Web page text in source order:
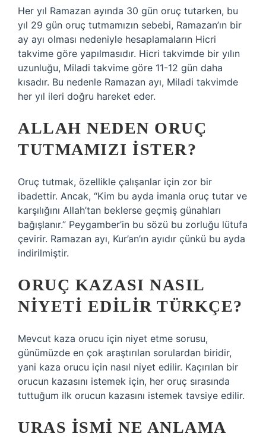
Her yıl Ramazan ayında 30 gün oruç tutarken, bu
yıl 29 gün oruç tutmamızın sebebi, Ramazan’ın bir
ay ayı olması nedeniyle hesaplamaların Hicri
takvime göre yapılmasıdır. Hicri takvimde bir yılın
uzunluğu, Miladi takvime göre 11-12 gün daha
kısadır. Bu nedenle Ramazan ayı, Miladi takvimde
her yıl ileri doğru hareket eder.
ALLAH NEDEN ORUÇ
TUTMAMIZI ISTER?
Oruç tutmak, özellikle çalışanlar için zor bir
ibadettir. Ancak, “Kim bu ayda imanla oruç tutar ve
karşılığını Allah’tan beklerse geçmiş günahları
bağışlanır.” Peygamber’in bu sözü bu zorluğu lütufa
çevirir. Ramazan ayı, Kur’an’ın ayıdır çünkü bu ayda
indirilmiştir.
ORUÇ KAZASI NASIL
NIYETI EDILIR TÜRKÇE?
Mevcut kaza orucu için niyet etme sorusu,
günümüzde en çok araştırılan sorulardan biridir,
yani kaza orucu için nasıl niyet edilir. Kaçırılan bir
orucun kazasını istemek için, her oruç sırasında
tuttuğum ilk orucun kazasını istemek tavsiye edilir.
URAS ISMI NE ANLAMA